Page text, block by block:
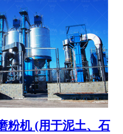
粉机 (用于泥土、石